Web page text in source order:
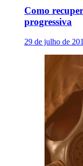
Como
progressiva
29 de julho de